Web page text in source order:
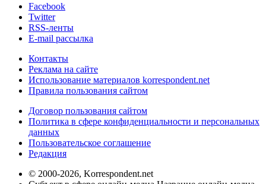
Facebook
Twitter
RSS-ленты
E-mail рассылка
Контакты
Реклама на сайте
Использование материалов korrespondent.net
Правила пользования сайтом
Договор пользования сайтом
Политика в сфере конфиденциальности и персональных
данных
Пользовательское соглашение
Редакция
© 2000-2026, Korrespondent.net